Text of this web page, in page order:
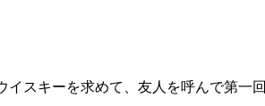
スキーを求めて、友人を呼んで第一